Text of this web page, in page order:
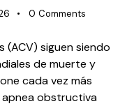
0 Comments
siguen siendo
de muerte y
cada vez más
apnea obstructiva